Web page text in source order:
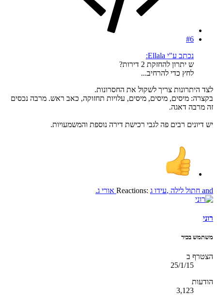
#6
נכתב ע"י Ellala:
ש יתרון להחזקת 2 דירות?
לחץ כדי להרחיב...
לצד היתרונות צריך לשקול את החסרונות.
בקצרה: מיסים, מיסים, מיסים, עלויות תחזוקה, כאב ראש. מרבה נכסים
זה מרבה דאגה.
יש דיונים רבים פה לגבי רכישת דירה נוספת והמשמעויות.
Reactions: עידו ג, חתול לילה and אורי ג.
רוני
משתמש בכיר
הצטרף ב
25/1/15
הודעות
3,123